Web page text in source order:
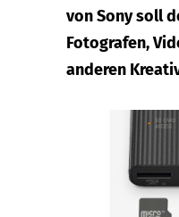
von Sony soll
Fotografen,
anderen